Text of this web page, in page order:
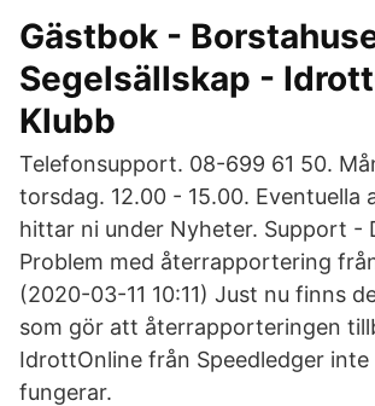
Gästbok -
Segelsällskap -
Klubb
Telefonsupport. 08-699 61 50.
torsdag. 12.00 - 15.00. Eventuella
hittar ni under Nyheter. Support -
Problem med återrapportering
(2020-03-11 10:11) Just nu finns
som gör att återrapporteringen
IdrottOnline från Speedledger inte
fungerar.